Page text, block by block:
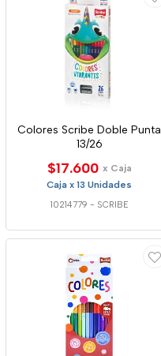
Colores Scribe Doble Punta
13/26
$17.600 x Caja
Caja x 13 Unidades
10214779 - SCRIBE